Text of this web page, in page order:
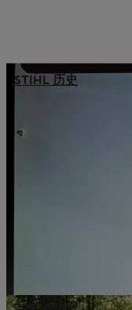
STIHL 历史